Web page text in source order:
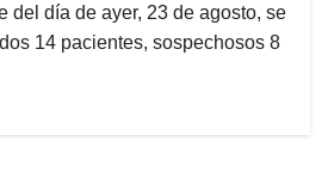
del día de ayer, 23 de agosto, se
14 pacientes, sospechosos 8